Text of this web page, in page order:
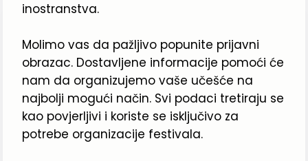
inostranstva.
Molimo vas da pažljivo popunite prijavni
obrazac. Dostavljene informacije pomoći će
nam da organizujemo vaše učešće na
najbolji mogući način. Svi podaci tretiraju se
kao povjerljivi i koriste se isključivo za
potrebe organizacije festivala.